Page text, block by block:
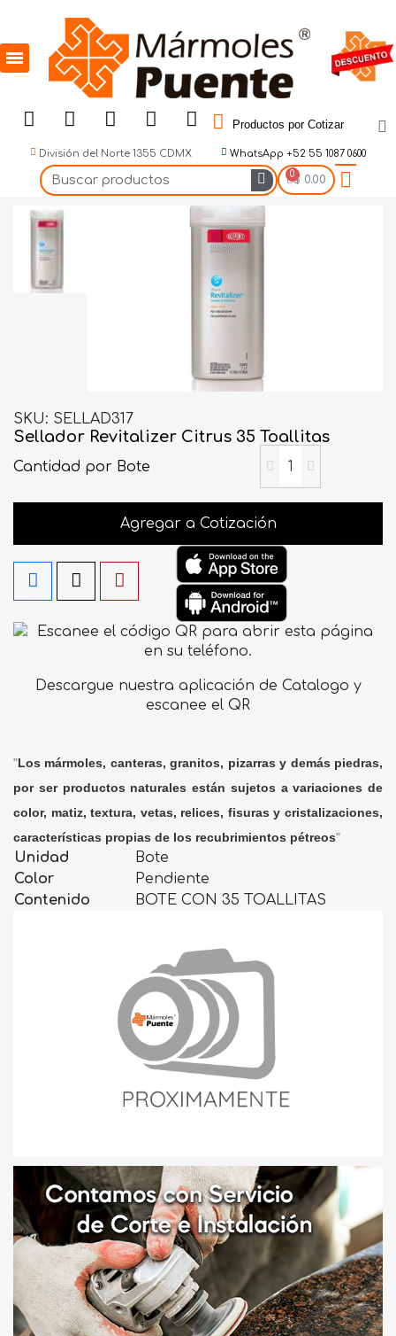
Productos por Cotizar
División del Norte 1355 CDMX WhatsApp +52 55 1087 0600
$ 0.00
SKU SELLAD317
Sellador Revitalizer Citrus 35 Toallitas
Cantidad por Bote
Agregar a Cotización
Descargue nuestra aplicación de Catalogo y
escanee el QR
"Los mármoles, canteras, granitos, pizarras y demás piedras,
por ser productos naturales están sujetos a variaciones de
color, matiz, textura, vetas, relices, fisuras y cristalizaciones,
características propias de los recubrimientos pétreos"
Unidad
Bote
Color
Pendiente
Contenido
BOTE CON 35 TOALLITAS